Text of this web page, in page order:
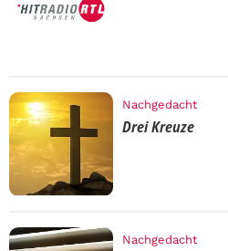
Nachgedacht
Drei Kreuze
Nachgedacht